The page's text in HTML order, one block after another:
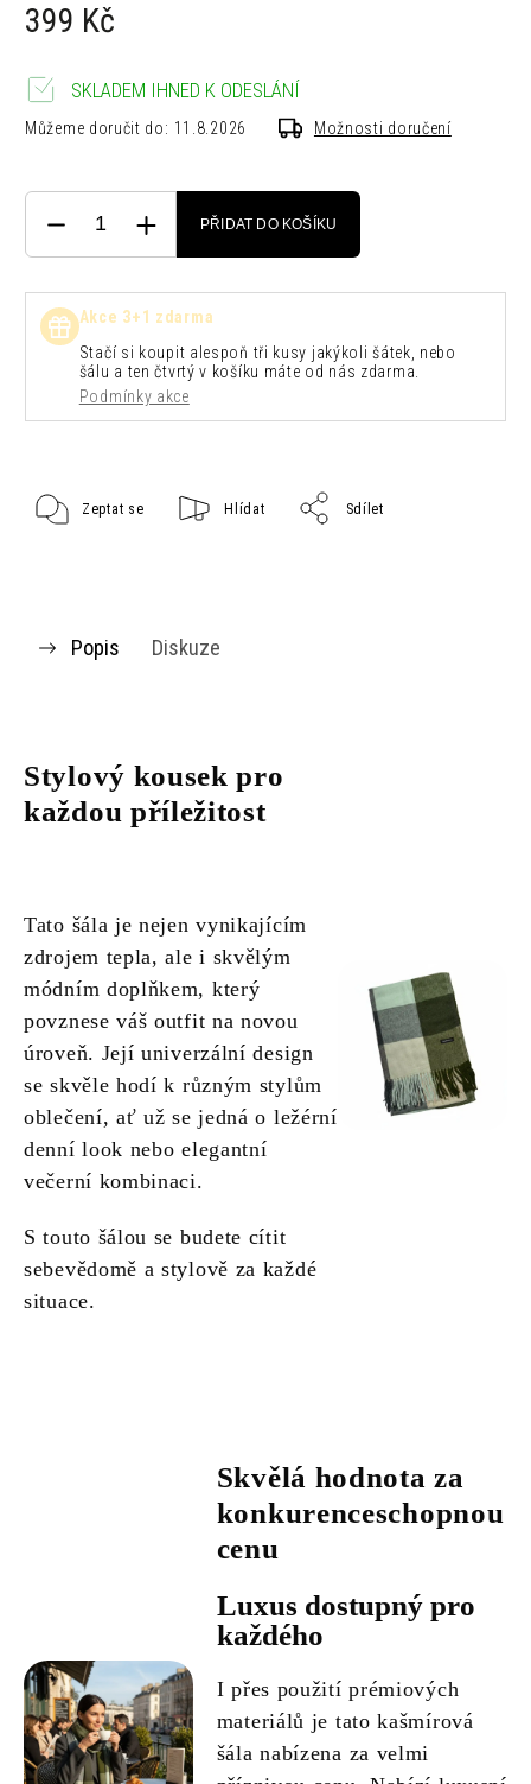
399 Kč
SKLADEM IHNED K ODESLÁNÍ
Můžeme doručit do: 11.8.2026 Možnosti doručení
PŘIDAT DO KOŠÍKU
Akce 3+1 zdarma
Stačí si koupit alespoň tři kusy jakýkoli šátek, nebo
šálu a ten čtvrtý v košíku máte od nás zdarma.
Podmínky akce
Zeptat se Hlídat Sdílet
Popis Diskuze
Stylový kousek pro
každou příležitost
Tato šála je nejen vynikajícím
zdrojem tepla, ale i skvělým
módním doplňkem, který
povznese váš outfit na novou
úroveň. Její univerzální design
se skvěle hodí k různým stylům
oblečení, ať už se jedná o ležérní
denní look nebo elegantní
večerní kombinaci.
S touto šálou se budete cítit
sebevědomě a stylově za každé
situace.
Skvělá hodnota za
konkurenceschopnou
cenu
Luxus dostupný pro
každého
I přes použití prémiových
materiálů je tato kašmírová
šála nabízena za velmi